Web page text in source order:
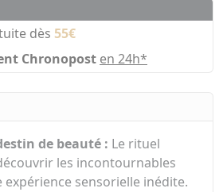
dès 55€
Chronopost en 24h*
de beauté : Le rituel
les incontournables
expérience sensorielle inédite.